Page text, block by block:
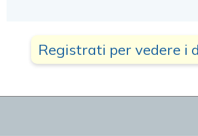
Registrati per vedere i